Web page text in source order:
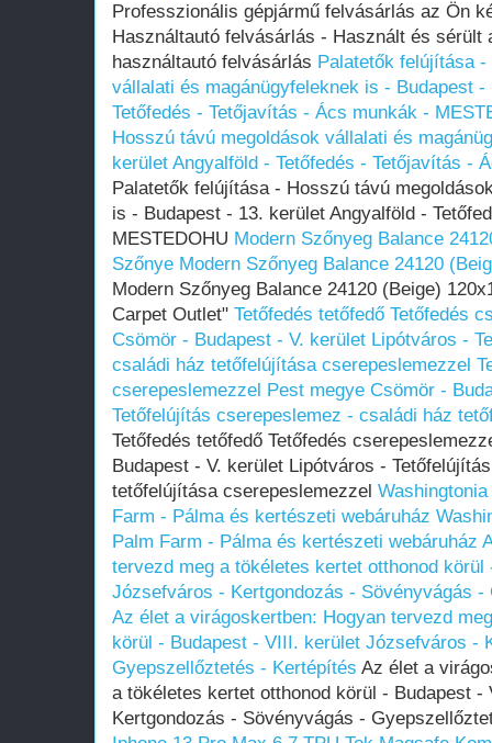
Professzionális gépjármű felvásárlás az Ön
Használtautó felvásárlás - Használt és sérült
használtautó felvásárlás Palatetők felújítása
vállalati és magánügyfeleknek is - Budapest
Tetőfedés - Tetőjavítás - Ács munkák -
Hosszú távú megoldások vállalati és
kerület Angyalföld - Tetőfedés - Tetőjavítás -
Palatetők felújítása - Hosszú távú
is - Budapest - 13. kerület Angyalföld -
MESTEDOHU Modern Szőnyeg Balance
Szőnye Modern Szőnyeg Balance 24120
Modern Szőnyeg Balance 24120 (Beige)
Carpet Outlet" Tetőfedés tetőfedő Tetőfedés
Csömör - Budapest - V. kerület Lipótváros -
családi ház tetőfelújítása cserepeslemezzel
cserepeslemezzel Pest megye Csömör -
Tetőfelújítás cserepeslemez - családi ház
Tetőfedés tetőfedő Tetőfedés
Budapest - V. kerület Lipótváros -
tetőfelújítása cserepeslemezzel
Farm - Pálma és kertészeti webáruház
Palm Farm - Pálma és kertészeti webáruház
tervezd meg a tökéletes kertet otthonod
Józsefváros - Kertgondozás - Sövényvágás
Az élet a virágoskertben: Hogyan tervezd
körül - Budapest - VIII. kerület Józsefváros -
Gyepszellőztetés - Kertépítés Az élet a
a tökéletes kertet otthonod körül - Budapest
Kertgondozás - Sövényvágás -